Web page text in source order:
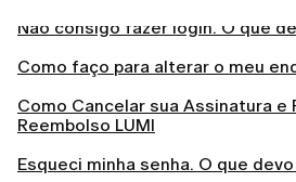
Não consigo fazer login. O que
Como faço para alterar o meu
Como Cancelar sua Assinatura e
Reembolso LUMI
Esqueci minha senha. O que